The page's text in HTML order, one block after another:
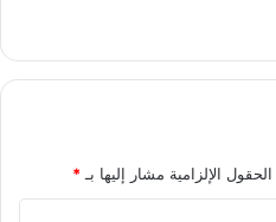
الحقول الإلزامية مشار إليها بـ*